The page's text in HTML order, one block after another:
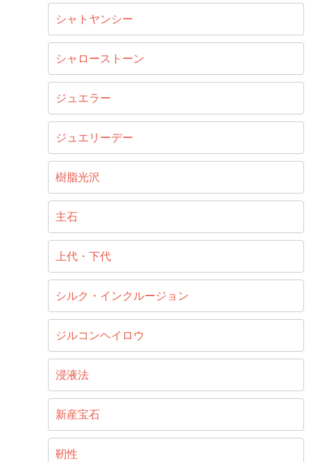
シャトヤンシー
シャローストーン
ジュエラー
ジュエリーデー
樹脂光沢
主石
上代・下代
シルク・インクルージョン
ジルコンヘイロウ
浸液法
新産宝石
靭性